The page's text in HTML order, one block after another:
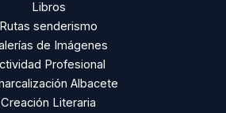
Libros
Rutas senderismo
de Imágenes
Profesional
Albacete
Creación Literaria